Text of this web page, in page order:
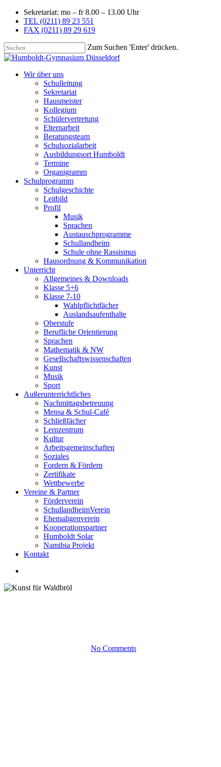
Sekretariat: mo – fr 8.00 – 13.00 Uhr
TEL (0211) 89 23 551
FAX (0211) 89 29 619
Zum Suchen 'Enter' drücken.
Wir über uns
Schulleitung
Sekretariat
Hausmeister
Kollegium
Schülervertretung
Elternarbeit
Beratungsteam
Schulsozialarbeit
Ausbildungsort Humboldt
Termine
Organigramm
Schulprogramm
Schulgeschichte
Leitbild
Profil
Musik
Sprachen
Austauschprogramme
Schullandheim
Schule ohne Rassismus
Hausordnung & Kommunikation
Unterricht
Allgemeines & Downloads
Klasse 5+6
Klasse 7-10
Wahlpflichtfächer
Auslandsaufenthalte
Oberstufe
Berufliche Orientierung
Sprachen
Mathematik & NW
Gesellschaftswissenschaften
Kunst
Musik
Sport
Außerunterrichtliches
Nachmittagsbetreuung
Mensa & Schul-Café
Schließfächer
Lernzentrum
Kultur
Arbeitsgemeinschaften
Soziales
Fordern & Fördern
Zertifikate
Wettbewerbe
Vereine & Partner
Förderverein
SchullandheimVerein
Ehemaligenverein
Kooperationspartner
Humboldt Solar
Namibia Projekt
Kontakt
No Comments